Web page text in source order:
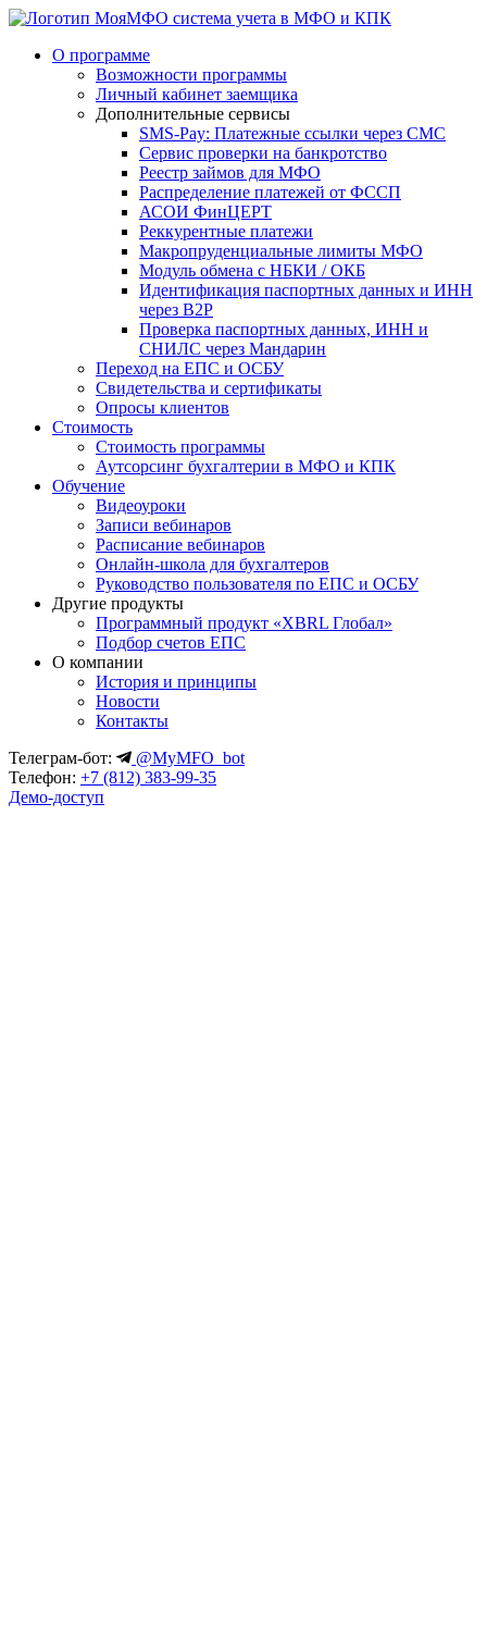
система учета в МФО и КПК
О программе
Возможности программы
Личный кабинет заемщика
Дополнительные сервисы
SMS-Pay: Платежные ссылки через СМС
Сервис проверки на банкротство
Реестр займов для МФО
Распределение платежей от ФССП
АСОИ ФинЦЕРТ
Реккурентные платежи
Макропруденциальные лимиты МФО
Модуль обмена с НБКИ / ОКБ
Идентификация паспортных данных и ИНН
через B2P
Проверка паспортных данных, ИНН и
СНИЛС через Мандарин
Переход на ЕПС и ОСБУ
Свидетельства и сертификаты
Опросы клиентов
Стоимость
Стоимость программы
Аутсорсинг бухгалтерии в МФО и КПК
Обучение
Видеоуроки
Записи вебинаров
Расписание вебинаров
Онлайн-школа для бухгалтеров
Руководство пользователя по ЕПС и ОСБУ
Другие продукты
Программный продукт «XBRL Глобал»
Подбор счетов ЕПС
О компании
История и принципы
Новости
Контакты
Телеграм-бот:
@MyMFO_bot
Телефон: +7 (812) 383-99-35
Демо-доступ